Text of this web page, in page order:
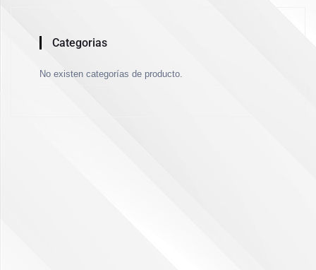
Categorias
No existen categorías de producto.